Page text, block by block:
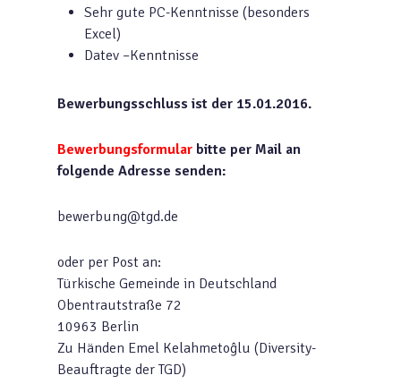
Sehr gute PC-Kenntnisse (besonders
Excel)
Datev –Kenntnisse
Bewerbungsschluss ist der 15.01.2016.
Bewerbungsformular bitte per Mail an
folgende Adresse senden:
bewerbung@tgd.de
oder per Post an:
Türkische Gemeinde in Deutschland
Obentrautstraße 72
10963 Berlin
Zu Händen Emel Kelahmetoĝlu (Diversity-
Beauftragte der TGD)